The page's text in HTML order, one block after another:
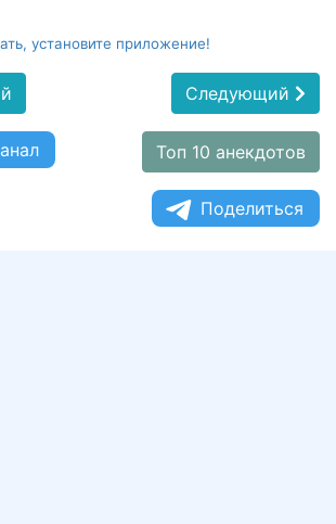
установите приложение!
Следующий
Топ 10 анекдотов
Поделиться